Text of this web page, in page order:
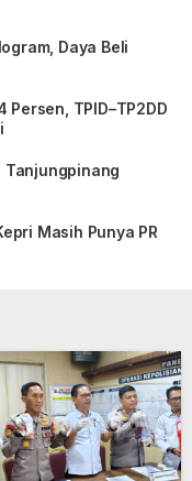
Daya Beli
TPID–TP2DD
Tanjungpinang
Masih Punya PR